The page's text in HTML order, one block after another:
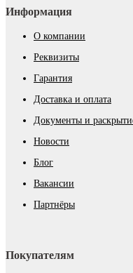
Информация
О компании
Реквизиты
Гарантия
Доставка и оплата
Документы и
Новости
Блог
Вакансии
Партнёры
Покупателям